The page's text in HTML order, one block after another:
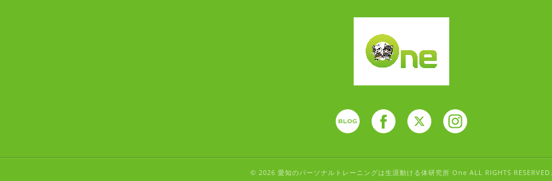
© 2026 愛知のパーソナルトレーニングは生涯動ける体研究所 One ALL RIGHTS RESERVED.